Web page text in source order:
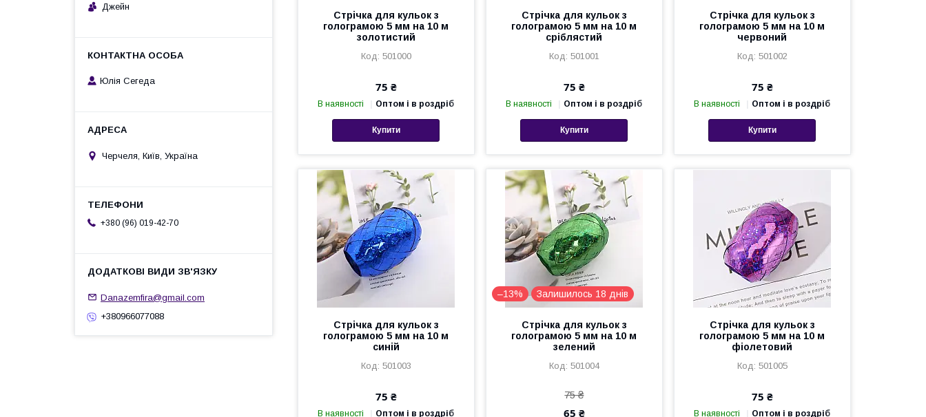
Стрічка для кульок з
голограмою 5 мм на 10 м
золотистий
501000
75 ₴
В наявності Оптом і в роздріб
Купити
Стрічка для кульок з
голограмою 5 мм на 10 м
сріблястий
501001
75 ₴
В наявності Оптом і в роздріб
Купити
Стрічка для кульок з
голограмою 5 мм на 10 м
червоний
501002
75 ₴
В наявності Оптом і в роздріб
Купити
Стрічка для кульок з
голограмою 5 мм на 10 м
синій
501003
75 ₴
В наявності Оптом і в роздріб
–13% Залишилось 18 днів
Стрічка для кульок з
голограмою 5 мм на 10 м
зелений
501004
75 ₴
65 ₴
Стрічка для кульок з
голограмою 5 мм на 10 м
фіолетовий
501005
75 ₴
В наявності Оптом і в роздріб
Джейн
Юлія Сегеда
Черчеля, Київ, Україна
+380 (96) 019-42-70
Danazemfira@gmail.com
+380966077088